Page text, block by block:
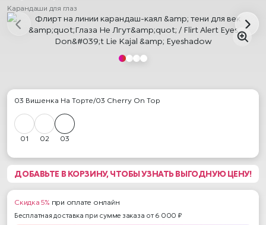
Карандаши для глаз
03 Вишенка На Торте/03 Cherry On Top
01 02 03
ДОБАВЬТЕ В КОРЗИНУ, ЧТОБЫ УЗНАТЬ ВЫГОДНУЮ ЦЕНУ!
Скидка 5% при оплате онлайн
Бесплатная доставка при сумме заказа от 6 000 ₽